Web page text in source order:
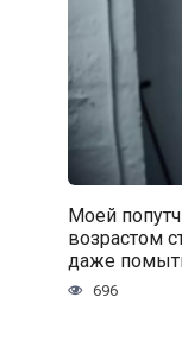
Моей
возрастом
даже
696